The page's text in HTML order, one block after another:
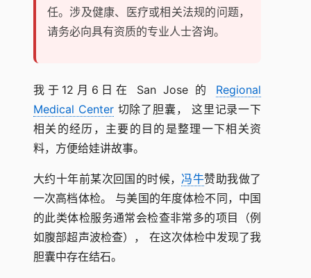
任。涉及健康、医疗或相关法规的问题，
请务必向具有资质的专业人士咨询。
我于12月6日在 San Jose 的 Regional
Medical Center切除了胆囊， 这里记录一下
相关的经历，主要的目的是整理一下相关资
料，方便给娃讲故事。
大约十年前某次回国的时候， 冯牛赞助我做了
一次高档体检。 与美国的年度体检不同，中国
的此类体检服务通常会检查非常多的项目（例
如腹部超声波检查）， 在这次体检中发现了我
胆囊中存在结石。